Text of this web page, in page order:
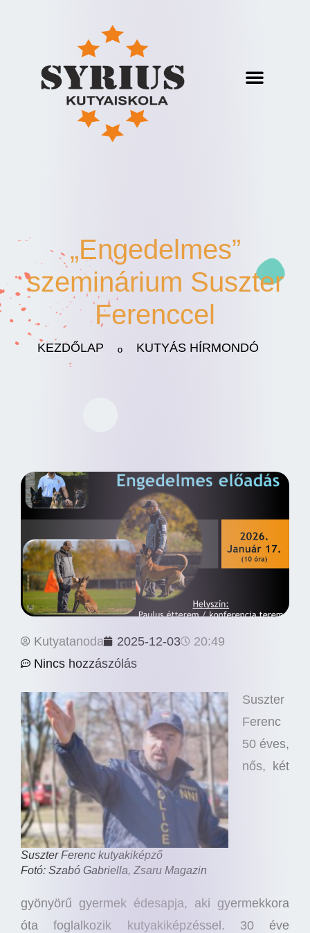
„Engedelmes”
szeminárium Suszter
Ferenccel
KEZDŐLAP º KUTYÁS HÍRMONDÓ
Kutyatanoda 2025-12-03
20:49
Nincs hozzászólás
Suszter Ferenc kutyakiképző
Fotó: Szabó Gabriella, Zsaru Magazin
Suszter
Ferenc
50 éves,
nős, két
gyönyörű gyermek édesapja, aki gyermekkora
óta foglalkozik kutyakiképzéssel. 30 éve